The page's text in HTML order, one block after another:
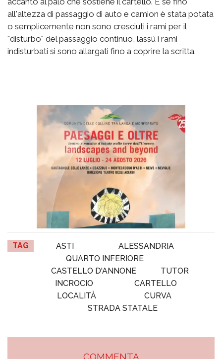
all'altezza di passaggio di auto e camion è stata potata
o semplicemente non sono cresciuti i rami per il
"disturbo" del passaggio continuo, lassù i rami
indisturbati si sono allargati fino a coprire la scritta.
TAG ASTI
ALESSANDRIA
QUARTO INFERIORE
CASTELLO D'ANNONE
TUTOR
INCROCIO
CARTELLO
LOCALITÀ
CURVA
STRADA STATALE
COMMENTA